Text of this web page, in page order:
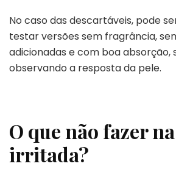
No caso das descartáveis, pode
testar versões sem fragrância,
adicionadas e com boa absorção,
observando a resposta da pele.
O que não fazer
irritada?